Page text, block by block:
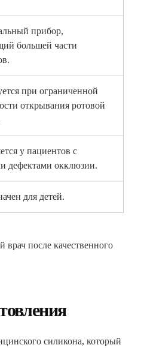
прибор,
большей части
при ограниченной
открывания ротовой
у пациентов с
дефектами окклюзии.
для детей.
после качественного
силикона, который